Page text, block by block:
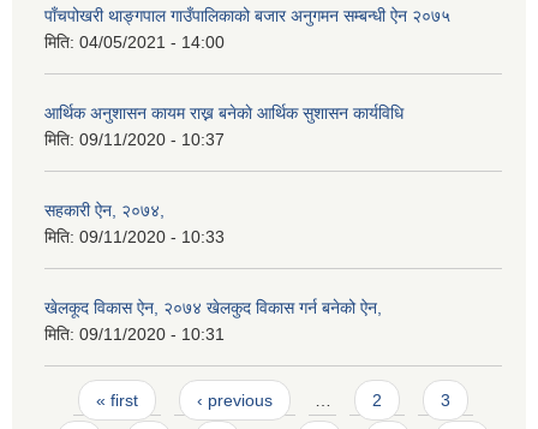
पाँचपोखरी थाङ्गपाल गाउँपालिकाको बजार अनुगमन सम्बन्धी ऐन २०७५
मिति: 04/05/2021 - 14:00
आर्थिक अनुशासन कायम राख्न बनेकाे आर्थिक सुशासन कार्यविधि
मिति: 09/11/2020 - 10:37
सहकारी ऐन, २०७४,
मिति: 09/11/2020 - 10:33
खेलकूद विकास ऐन, २०७४ खेलकुद विकास गर्न बनेको ऐन,
मिति: 09/11/2020 - 10:31
Pages
« first ‹ previous 2 3